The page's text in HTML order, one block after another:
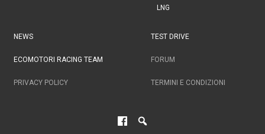
LNG
NEWS TEST DRIVE
ECOMOTORI RACING TEAM FORUM
PRIVACY POLICY TERMINI E CONDIZIONI